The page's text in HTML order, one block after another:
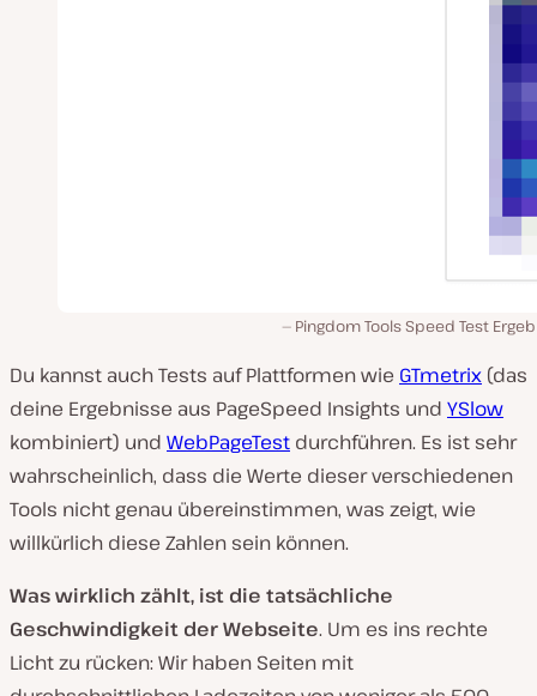
Pingdom Tools Speed Test
Du kannst auch Tests auf Plattformen wie GTmetrix (das
deine Ergebnisse aus PageSpeed Insights und YSlow
kombiniert) und WebPageTest durchführen. Es ist sehr
wahrscheinlich, dass die Werte dieser verschiedenen
Tools nicht genau übereinstimmen, was zeigt, wie
willkürlich diese Zahlen sein können.
Was wirklich zählt, ist die tatsächliche
Geschwindigkeit der Webseite. Um es ins rechte
Licht zu rücken: Wir haben Seiten mit